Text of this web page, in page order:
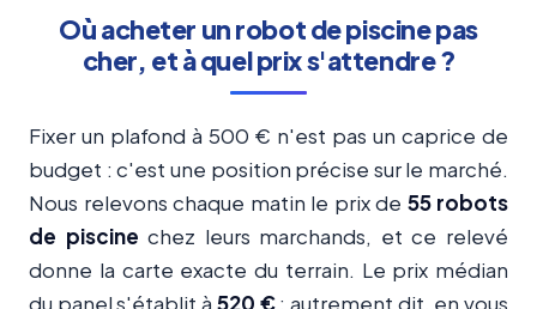
Où acheter un robot de piscine pas
cher, et à quel prix s'attendre ?
Fixer un plafond à 500 € n'est pas un caprice de
budget : c'est une position précise sur le marché.
Nous relevons chaque matin le prix de 55 robots
de piscine chez leurs marchands, et ce relevé
donne la carte exacte du terrain. Le prix médian
du panel s'établit à 520 €: autrement dit, en vous